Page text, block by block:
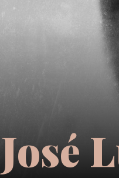
José